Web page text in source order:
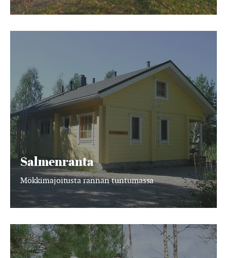
Salmenranta
Mökkimajoitusta rannan tuntumassa
Villa
Velhoranta